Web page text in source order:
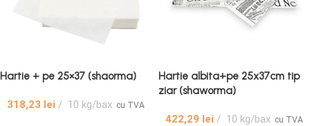
Hartie + pe 25×37 (shaorma)
318,23 lei 10 kg/bax cu TVA
Hartie albita+pe 25x37cm tip
ziar (shaworma)
422,29 lei 10 kg/bax cu TVA